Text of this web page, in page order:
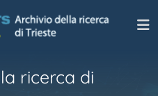
ricerca di